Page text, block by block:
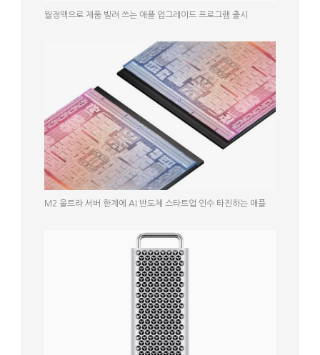
월정액으로 제품 빌려 쓰는 애플 업그레이드 프로그램 출시
M2 울트라 서버 한계에 AI 반도체 스타트업 인수 타진하는 애플